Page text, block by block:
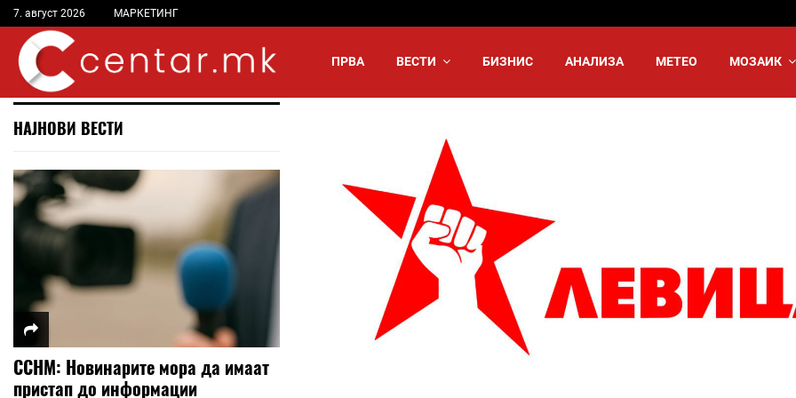
7. август 2026 МАРКЕТИНГ
ПРВА ВЕСТИ БИЗНИС АНАЛИЗА МЕТЕО МОЗАИК
НАЈНОВИ ВЕСТИ
ССНМ: Новинарите мора да имаат
пристап до информации